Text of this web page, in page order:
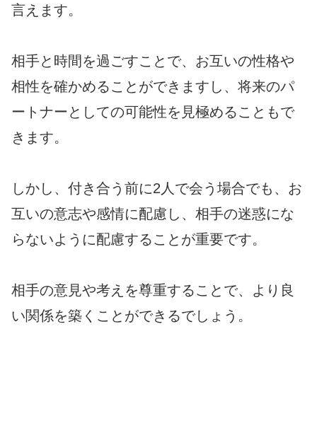
言えます。
相手と時間を過ごすことで、お互いの性格や
相性を確かめることができますし、将来のパ
ートナーとしての可能性を見極めることもで
きます。
しかし、付き合う前に2人で会う場合でも、お
互いの意志や感情に配慮し、相手の迷惑にな
らないように配慮することが重要です。
相手の意見や考えを尊重することで、より良
い関係を築くことができるでしょう。